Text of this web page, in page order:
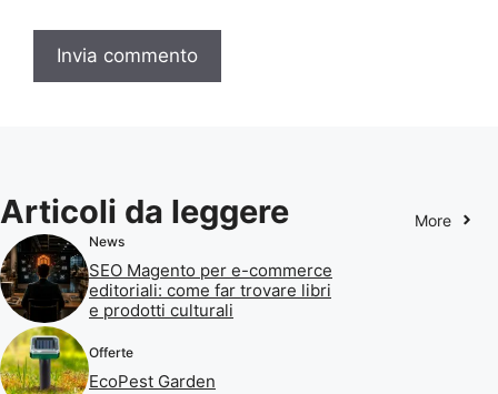
Articoli da leggere More
News
SEO Magento per e-commerce
editoriali: come far trovare libri
e prodotti culturali
Offerte
EcoPest Garden